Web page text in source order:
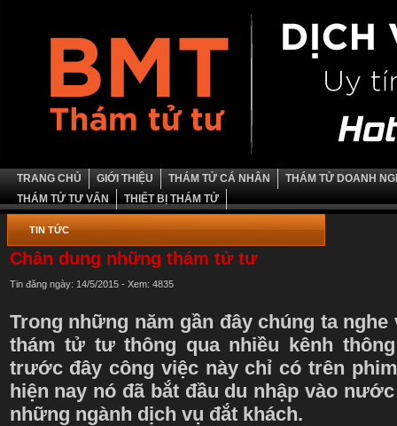
TRANG CHỦ GIỚI THIỆU THÁM TỬ CÁ NHÂN
THÁM TỬ DOANH
THÁM TỬ TƯ VẤN
THIẾT BỊ THÁM TỬ
TIN TỨC
Chân dung những thám tử tư
Tin đăng ngày: 14/5/2015 - Xem: 4835
Trong những năm gần đây chúng ta
thám tử tư thông qua nhiều kênh
trước đây công việc này chỉ có trên
hiện nay nó đã bắt đầu du nhập vào
những ngành dịch vụ đắt khách.